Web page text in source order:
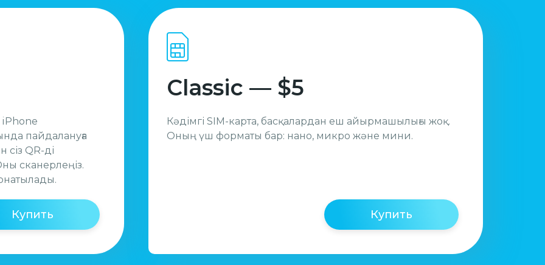
iPhone
пайдалануға
QR-ді
сканерлеңіз.
Купить
Classic — $5
Кәдімгі SIM-карта, басқалардан еш айырмашылығы жоқ.
Оның үш форматы бар: нано, микро және мини.
Купить